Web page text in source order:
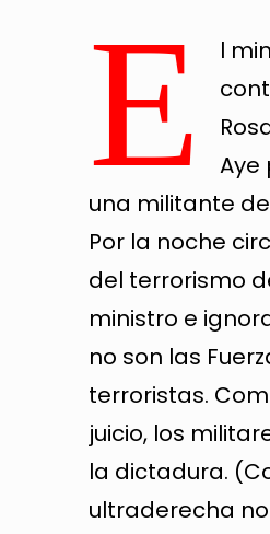
E
l
una militante de
Por la noche
del terrorismo
ministro e
no son las
terroristas.
juicio, los
la dictadura.
ultraderecha